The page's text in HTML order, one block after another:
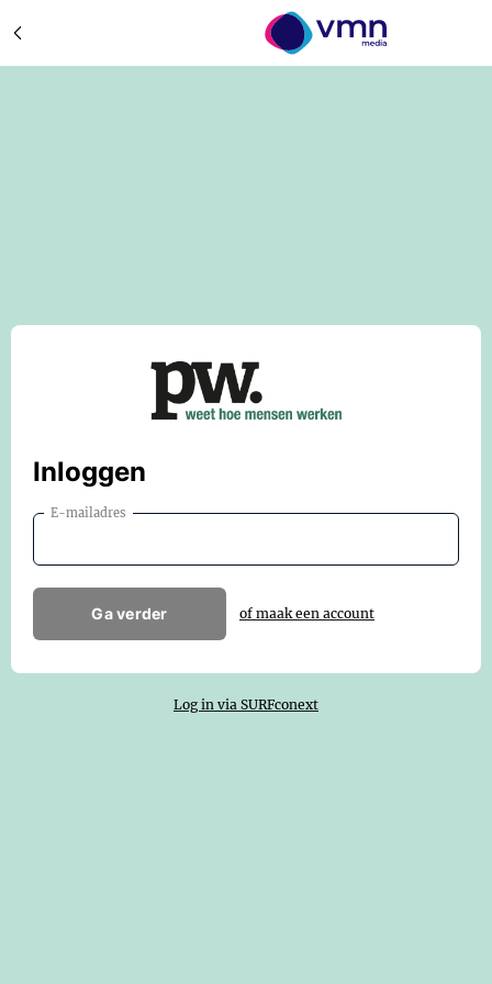
Inloggen
E-mailadres
Ga verder of maak een account
Log in via SURFconext